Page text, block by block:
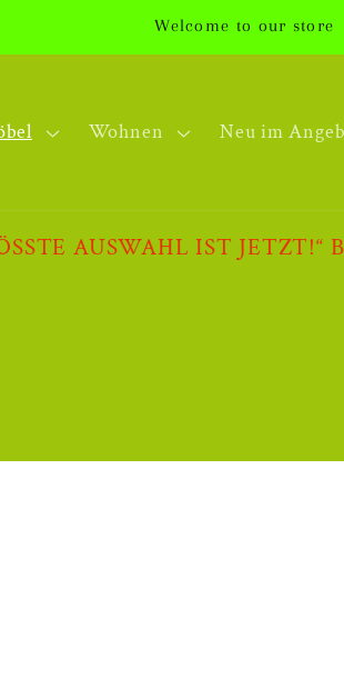
Welcome to our store
Wohnen Neu im
AUSWAHL IST JETZT!“